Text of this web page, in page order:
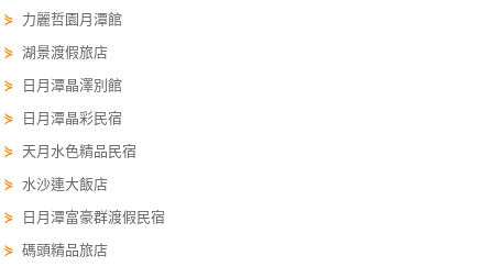
會
員
戶
服
⋟ 力麗哲園月潭館
⋟湖景渡假旅店
⋟
日月潭晶澤別館
⋟
日月潭晶彩民宿
⋟天月水色精品民宿
⋟ 水沙連大飯店
⋟
日月潭富豪群渡假民宿
⋟碼頭精品旅店